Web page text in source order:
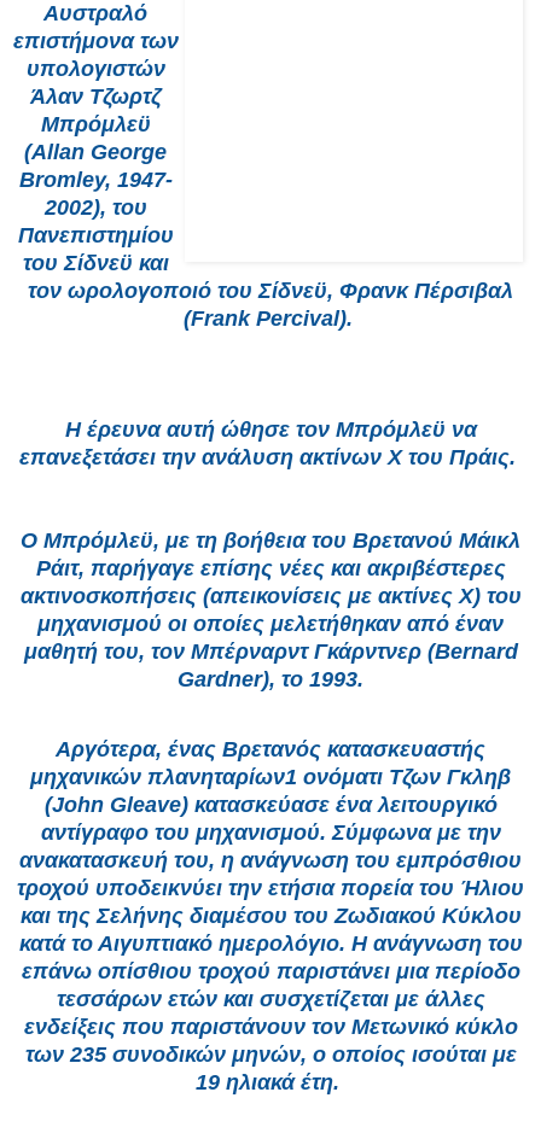
Αυστραλό
επιστήμονα των
υπολογιστών
Άλαν Τζωρτζ
Μπρόμλεϋ
(Allan George
Bromley, 1947-
2002), του
Πανεπιστημίου
του Σίδνεϋ και
τον ωρολογοποιό του Σίδνεϋ, Φρανκ Πέρσιβαλ
(Frank Percival).
Η έρευνα αυτή ώθησε τον Μπρόμλεϋ να
επανεξετάσει την ανάλυση ακτίνων Χ του Πράις.
Ο Μπρόμλεϋ, με τη βοήθεια του Βρετανού Μάικλ
Ράιτ, παρήγαγε επίσης νέες και ακριβέστερες
ακτινοσκοπήσεις (απεικονίσεις με ακτίνες Χ) του
μηχανισμού οι οποίες μελετήθηκαν από έναν
μαθητή του, τον Μπέρναρντ Γκάρντνερ (Bernard
Gardner), το 1993.
Αργότερα, ένας Βρετανός κατασκευαστής
μηχανικών πλανηταρίων1 ονόματι Τζων Γκληβ
(John Gleave) κατασκεύασε ένα λειτουργικό
αντίγραφο του μηχανισμού. Σύμφωνα με την
ανακατασκευή του, η ανάγνωση του εμπρόσθιου
τροχού υποδεικνύει την ετήσια πορεία του Ήλιου
και της Σελήνης διαμέσου του Ζωδιακού Κύκλου
κατά το Αιγυπτιακό ημερολόγιο. Η ανάγνωση του
επάνω οπίσθιου τροχού παριστάνει μια περίοδο
τεσσάρων ετών και συσχετίζεται με άλλες
ενδείξεις που παριστάνουν τον Μετωνικό κύκλο
των 235 συνοδικών μηνών, ο οποίος ισούται με
19 ηλιακά έτη.